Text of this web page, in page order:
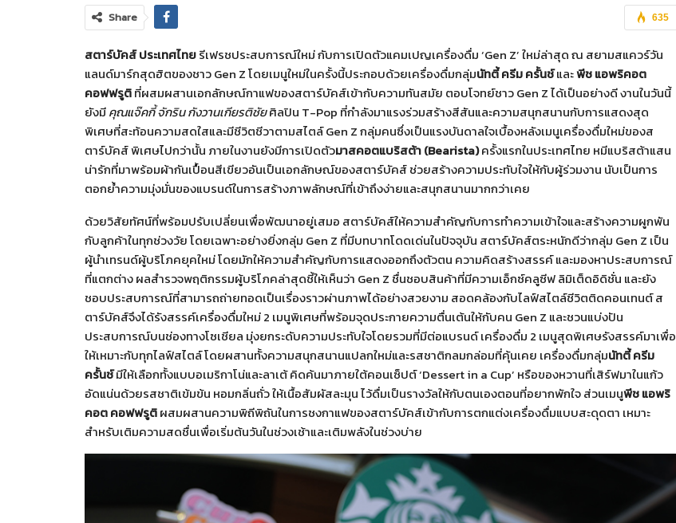
635
Share
สตาร์บัคส์ ประเทศไทยรีเฟรชประสบการณ์ใหม่ กับการเปิดตัวแคมเปญเครื่องดื่ม ‘Gen Z’ ใหม่ล่าสุด ณ สยามสแควร์วัน
แลนด์มาร์กสุดฮิตของชาว Gen Z โดยเมนูใหม่ในครั้งนี้ประกอบด้วยเครื่องดื่มกลุ่มนัทตี้ ครีม ครั้นช์และพีช แอพริคอต
คอฟฟรูติที่ผสมผสานเอกลักษณ์กาแฟของสตาร์บัคส์เข้ากับความทันสมัย ตอบโจทย์ชาว Gen Z ได้เป็นอย่างดี งานในวันนี้
ยังมีคุณแจ๊คกี้ จักริน กังวานเกียรติชัยศิลปิน T-Pop ที่กำลังมาแรงร่วมสร้างสีสันและความสนุกสนานกับการแสดงสุด
พิเศษที่สะท้อนความสดใสและมีชีวิตชีวาตามสไตล์ Gen Z กลุ่มคนซึ่งเป็นแรงบันดาลใจเบื้องหลังเมนูเครื่องดื่มใหม่ของส
ตาร์บัคส์ พิเศษไปกว่านั้น ภายในงานยังมีการเปิดตัวมาสคอตแบริสต้า(Bearista)ครั้งแรกในประเทศไทย หมีแบริสต้าแสน
น่ารักที่มาพร้อมผ้ากันเปื้อนสีเขียวอันเป็นเอกลักษณ์ของสตาร์บัคส์ ช่วยสร้างความประทับใจให้กับผู้ร่วมงาน นับเป็นการ
ตอกย้ำความมุ่งมั่นของแบรนด์ในการสร้างภาพลักษณ์ที่เข้าถึงง่ายและสนุกสนานมากกว่าเคย
ด้วยวิสัยทัศน์ที่พร้อมปรับเปลี่ยนเพื่อพัฒนาอยู่เสมอ สตาร์บัคส์ให้ความสำคัญกับการทำความเข้าใจและสร้างความผูกพัน
กับลูกค้าในทุกช่วงวัย โดยเฉพาะอย่างยิ่งกลุ่ม Gen Z ที่มีบทบาทโดดเด่นในปัจจุบัน สตาร์บัคส์ตระหนักดีว่ากลุ่ม Gen Z เป็น
ผู้นำเทรนด์ผู้บริโภคยุคใหม่ โดยมักให้ความสำคัญกับการแสดงออกถึงตัวตน ความคิดสร้างสรรค์ และมองหาประสบการณ์
ที่แตกต่าง ผลสำรวจพฤติกรรมผู้บริโภคล่าสุดชี้ให้เห็นว่า Gen Z ชื่นชอบสินค้าที่มีความเอ็กซ์คลูซีฟ ลิมิเต็ดอิดิชั่น และยัง
ชอบประสบการณ์ที่สามารถถ่ายทอดเป็นเรื่องราวผ่านภาพได้อย่างสวยงาม สอดคล้องกับไลฟ์สไตล์ชีวิตติดคอนเทนต์ ส
ตาร์บัคส์จึงได้รังสรรค์เครื่องดื่มใหม่ 2 เมนูพิเศษที่พร้อมจุดประกายความตื่นเต้นให้กับคน Gen Z และชวนแบ่งปัน
ประสบการณ์บนช่องทางโซเชียล มุ่งยกระดับความประทับใจโดยรวมที่มีต่อแบรนด์ เครื่องดื่ม 2 เมนูสุดพิเศษรังสรรค์มาเพื่อ
ให้เหมาะกับทุกไลฟ์สไตล์ โดยผสานทั้งความสนุกสนานแปลกใหม่และรสชาติกลมกล่อมที่คุ้นเคย เครื่องดื่มกลุ่มนัทตี้ ครีม
ครั้นช์มีให้เลือกทั้งแบบอเมริกาโน่และลาเต้ คิดค้นมาภายใต้คอนเซ็ปต์ ‘Dessert in a Cup’ หรือของหวานที่เสิร์ฟมาในแก้ว
อัดแน่นด้วยรสชาติเข้มข้น หอมกลิ่นถั่ว ให้เนื้อสัมผัสละมุน ไว้ดื่มเป็นรางวัลให้กับตนเองตอนที่อยากพักใจ ส่วนเมนูพีช แอพริ
คอต คอฟฟรูติผสมผสานความพิถีพิถันในการชงกาแฟของสตาร์บัคส์เข้ากับการตกแต่งเครื่องดื่มแบบสะดุดตา เหมาะ
สำหรับเติมความสดชื่นเพื่อเริ่มต้นวันในช่วงเช้าและเติมพลังในช่วงบ่าย